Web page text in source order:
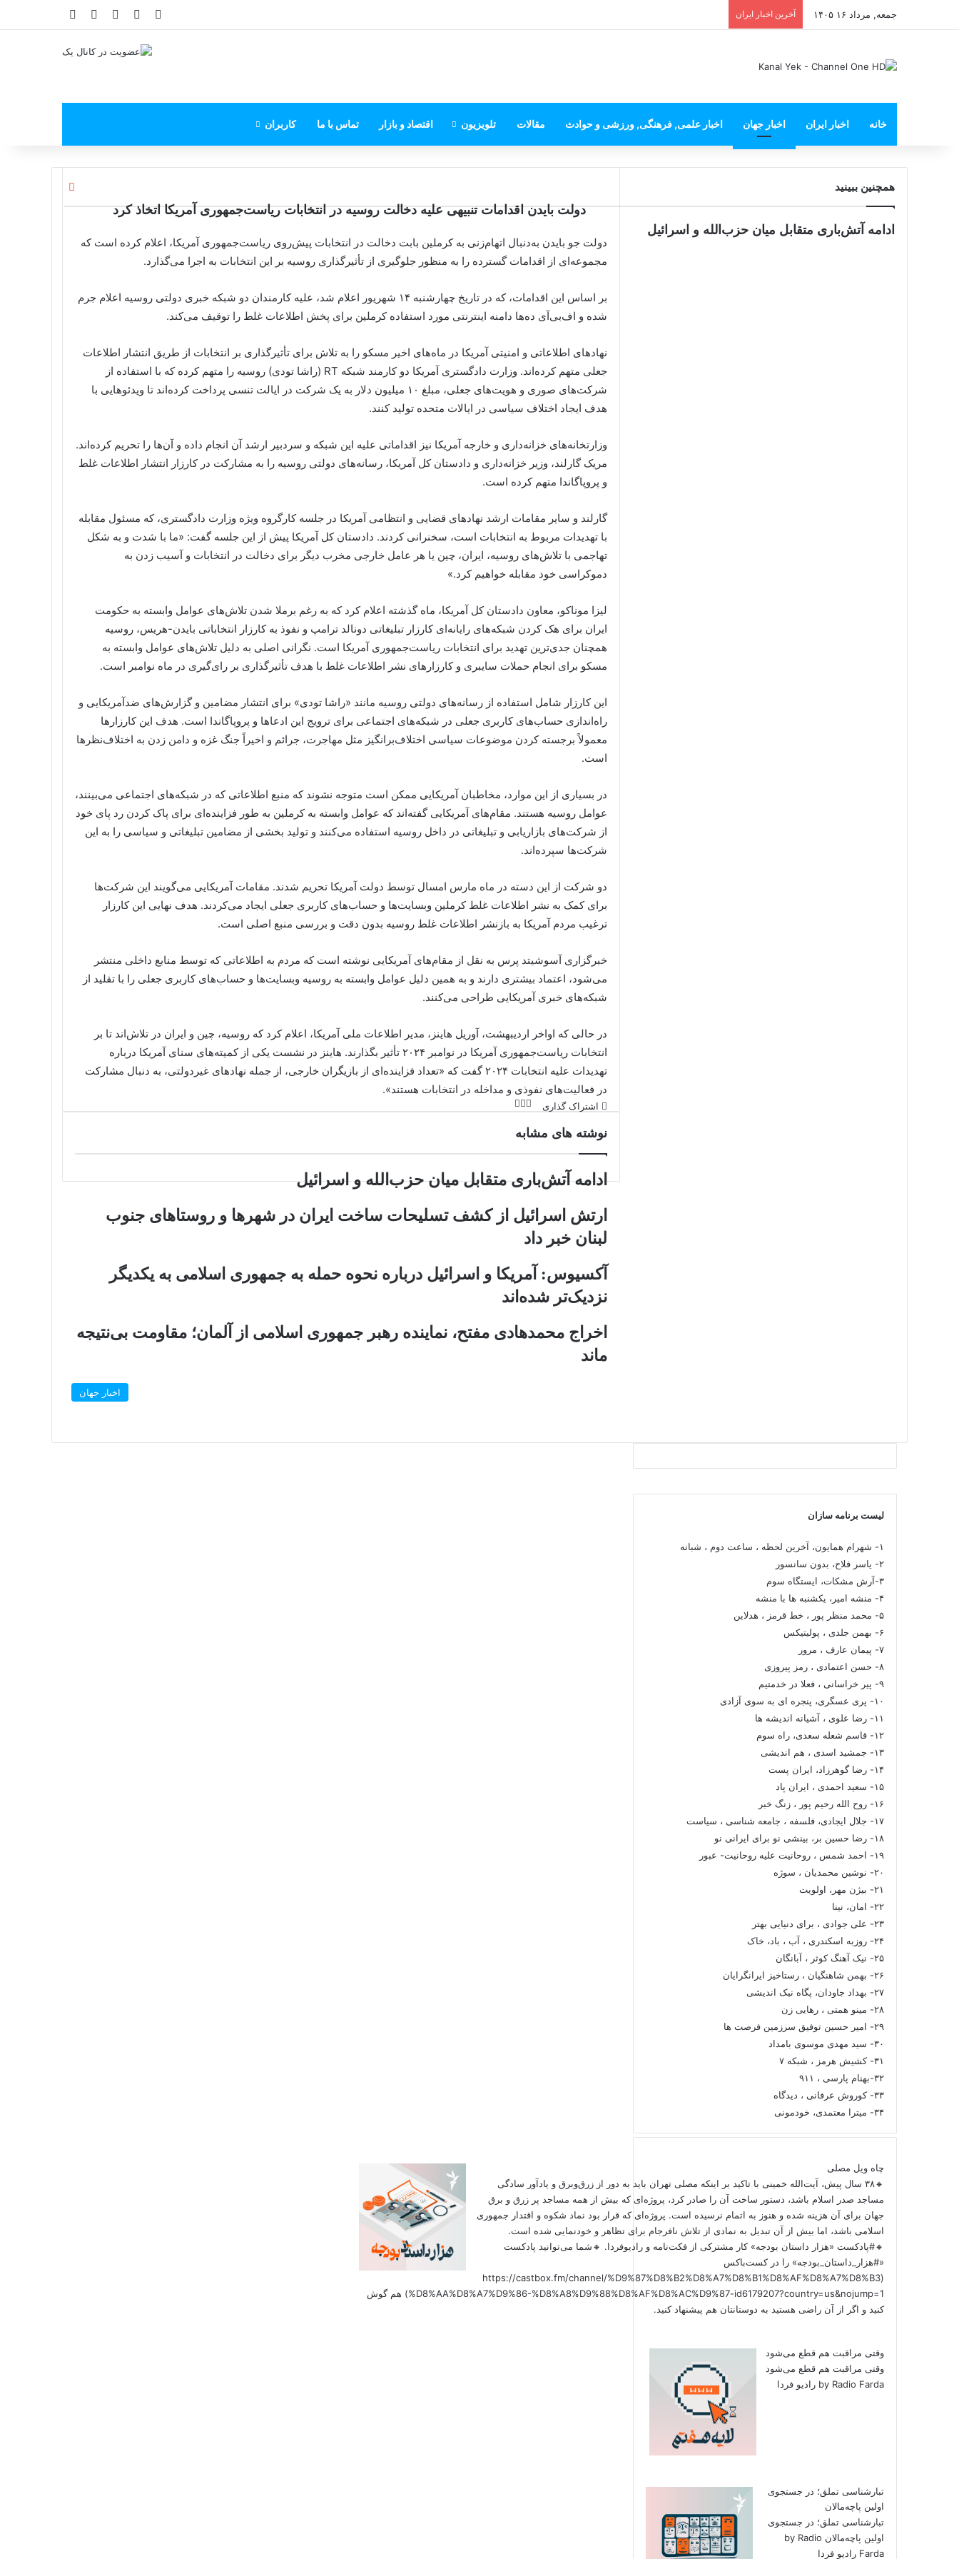
جمعه, مرداد ۱۶ ۱۴۰۵ آخرین اخبار ایران فیس بوک یوتیوب اینستاگرام
خانه اخبار ایران اخبار جهان اخبار علمی, فرهنگی, ورزشی و حوادث مقالات تلویزیون اقتصاد و بازار تماس با ما کاربران
دولت بایدن اقدامات تنبیهی علیه دخالت روسیه در انتخابات ریاست‌جمهوری آمریکا اتخاذ کرد
دولت جو بایدن به‌دنبال اتهام‌زنی به کرملین بابت دخالت در انتخابات پیش‌روی ریاست‌جمهوری آمریکا، اعلام کرده است که
مجموعه‌ای از اقدامات گسترده را به منظور جلوگیری از تأثیرگذاری روسیه بر این انتخابات به اجرا می‌گذارد.
بر اساس این اقدامات، که در تاریخ چهارشنبه ۱۴ شهریور اعلام شد، علیه کارمندان دو شبکه خبری دولتی روسیه اعلام جرم
شده و اف‌بی‌آی ده‌ها دامنه اینترنتی مورد استفاده کرملین برای پخش اطلاعات غلط را توقیف می‌کند.
نهادهای اطلاعاتی و امنیتی آمریکا در ماه‌های اخیر مسکو را به تلاش برای تأثیرگذاری بر انتخابات از طریق انتشار اطلاعات
جعلی متهم کرده‌اند. وزارت دادگستری آمریکا دو کارمند شبکه RT (راشا تودی) روسیه را متهم کرده که با استفاده از
شرکت‌های صوری و هویت‌های جعلی، مبلغ ۱۰ میلیون دلار به یک شرکت در ایالت تنسی پرداخت کرده‌اند تا ویدئوهایی با
هدف ایجاد اختلاف سیاسی در ایالات متحده تولید کنند.
وزارتخانه‌های خزانه‌داری و خارجه آمریکا نیز اقداماتی علیه این شبکه و سردبیر ارشد آن انجام داده و آن‌ها را تحریم کرده‌اند.
مریک گارلند، وزیر خزانه‌داری و دادستان کل آمریکا، رسانه‌های دولتی روسیه را به مشارکت در کارزار انتشار اطلاعات غلط
و پروپاگاندا متهم کرده است.
گارلند و سایر مقامات ارشد نهادهای قضایی و انتظامی آمریکا در جلسه کارگروه ویژه وزارت دادگستری، که مسئول مقابله
با تهدیدات مربوط به انتخابات است، سخنرانی کردند. دادستان کل آمریکا پیش از این جلسه گفت: «ما با شدت و به شکل
تهاجمی با تلاش‌های روسیه، ایران، چین یا هر عامل خارجی مخرب دیگر برای دخالت در انتخابات و آسیب زدن به
دموکراسی خود مقابله خواهیم کرد.»
لیزا موناکو، معاون دادستان کل آمریکا، ماه گذشته اعلام کرد که به رغم برملا شدن تلاش‌های عوامل وابسته به حکومت
ایران برای هک کردن شبکه‌های رایانه‌ای کارزار تبلیغاتی دونالد ترامپ و نفوذ به کارزار انتخاباتی بایدن-هریس، روسیه
همچنان جدی‌ترین تهدید برای انتخابات ریاست‌جمهوری آمریکا است. نگرانی اصلی به دلیل تلاش‌های عوامل وابسته به
مسکو برای انجام حملات سایبری و کارزارهای نشر اطلاعات غلط با هدف تأثیرگذاری بر رای‌گیری در ماه نوامبر است.
این کارزار شامل استفاده از رسانه‌های دولتی روسیه مانند «راشا تودی» برای انتشار مضامین و گزارش‌های ضدآمریکایی و
راه‌اندازی حساب‌های کاربری جعلی در شبکه‌های اجتماعی برای ترویج این ادعاها و پروپاگاندا است. هدف این کارزارها
معمولاً برجسته کردن موضوعات سیاسی اختلاف‌برانگیز مثل مهاجرت، جرائم و اخیراً جنگ غزه و دامن زدن به اختلاف‌نظرها
است.
در بسیاری از این موارد، مخاطبان آمریکایی ممکن است متوجه نشوند که منبع اطلاعاتی که در شبکه‌های اجتماعی می‌بینند،
عوامل روسیه هستند. مقام‌های آمریکایی گفته‌اند که عوامل وابسته به کرملین به طور فزاینده‌ای برای پاک کردن رد پای خود
از شرکت‌های بازاریابی و تبلیغاتی در داخل روسیه استفاده می‌کنند و تولید بخشی از مضامین تبلیغاتی و سیاسی را به این
شرکت‌ها سپرده‌اند.
دو شرکت از این دسته در ماه مارس امسال توسط دولت آمریکا تحریم شدند. مقامات آمریکایی می‌گویند این شرکت‌ها
برای کمک به نشر اطلاعات غلط کرملین وبسایت‌ها و حساب‌های کاربری جعلی ایجاد می‌کردند. هدف نهایی این کارزار
ترغیب مردم آمریکا به بازنشر اطلاعات غلط روسیه بدون دقت و بررسی منبع اصلی است.
خبرگزاری آسوشیتد پرس به نقل از مقام‌های آمریکایی نوشته است که مردم به اطلاعاتی که توسط منابع داخلی منتشر
می‌شود، اعتماد بیشتری دارند و به همین دلیل عوامل وابسته به روسیه وبسایت‌ها و حساب‌های کاربری جعلی را با تقلید از
شبکه‌های خبری آمریکایی طراحی می‌کنند.
در حالی که اواخر اردیبهشت، آوریل هاینز، مدیر اطلاعات ملی آمریکا، اعلام کرد که روسیه، چین و ایران در تلاش‌اند تا بر
انتخابات ریاست‌جمهوری آمریکا در نوامبر ۲۰۲۴ تأثیر بگذارند. هاینز در نشست یکی از کمیته‌های سنای آمریکا درباره
تهدیدات علیه انتخابات ۲۰۲۴ گفت که «تعداد فزاینده‌ای از بازیگران خارجی، از جمله نهادهای غیردولتی، به دنبال مشارکت
در فعالیت‌های نفوذی و مداخله در انتخابات هستند».
اشتراک گذاری
ب
ک
ر
ک
ز
ط
ی
نوشته های مشابه
ادامه آتش‌باری متقابل میان حزب‌الله و اسرائیل
ارتش اسرائیل از کشف تسلیحات ساخت ایران در شهرها و روستاهای جنوب
لبنان خبر داد
آکسیوس: آمریکا و اسرائیل درباره نحوه حمله به جمهوری اسلامی به یکدیگر
نزدیک‌تر شده‌اند
اخراج محمدهادی مفتح، نماینده رهبر جمهوری اسلامی از آلمان؛ مقاومت بی‌نتیجه
ماند
همچنین ببینید
اخبار جهان
ادامه آتش‌باری متقابل میان حزب‌الله و اسرائیل
لیست برنامه سازان
۱- شهرام همایون، آخرین لحظه ، ساعت دوم ، شبانه
۲- یاسر فلاح، بدون سانسور
۳-آرش مشکات، ایستگاه سوم
۴- منشه امیر، یکشنبه ها با منشه
۵- محمد منظر پور ، خط قرمز ، هدلاین
۶- بهمن جلدی ، پولیتیکس
۷- پیمان عارف ، مرور
۸- حسن اعتمادی ، رمز پیروزی
۹- پیر خراسانی ، فعلا در خدمتیم
۱۰- پری عسگری، پنجره ای به سوی آزادی
۱۱- رضا علوی ، آشیانه اندیشه ها
۱۲- قاسم شعله سعدی، راه سوم
۱۳- جمشید اسدی ، هم اندیشی
۱۴- رضا گوهرزاد، ایران پست
۱۵- سعید احمدی ، ایران پاد
۱۶- روح الله رحیم پور ، زنگ خبر
۱۷- جلال ایجادی، فلسفه ، جامعه شناسی ، سیاست
۱۸- رضا حسین بر، بینشی نو برای ایرانی نو
۱۹- احمد شمس ، روحانیت علیه روحانیت- عبور
۲۰- نوشین محمدیان ، سوژه
۲۱- بیژن مهر، اولویت
۲۲- امان، نینا
۲۳- علی جوادی ، برای دنیایی بهتر
۲۴- روزبه اسکندری ، آب ، باد، خاک
۲۵- نیک آهنگ کوثر ، آبانگان
۲۶- بهمن شاهنگیان ، رستاخیز ایرانگرایان
۲۷- بهداد جاودان، پگاه نیک اندیشی
۲۸- مینو همتی ، رهایی زن
۲۹- امیر حسین توفیق سرزمین فرصت ها
۳۰- سید مهدی موسوی بامداد
۳۱- کشیش هرمز ، شبکه ۷
۳۲-بهنام پارسی ، ۹۱۱
۳۳- کوروش عرفانی ، دیدگاه
۳۴- میترا معتمدی، خودمونی
چاه ویل مصلی
🔸۳۸ سال پیش، آیت‌الله خمینی با تاکید بر اینکه مصلی تهران باید به دور از زرق‌وبرق و یادآور سادگی
مساجد صدر اسلام باشد، دستور ساخت آن را صادر کرد، پروژه‌ای که بیش از همه مساجد پر زرق و برق
جهان برای آن هزینه شده و هنوز به اتمام نرسیده است. پروژه‌ای که قرار بود نماد شکوه و اقتدار جمهوری
اسلامی باشد، اما بیش از آن تبدیل به نمادی از تلاش نافرجام برای تظاهر و خودنمایی شده است.
🔸#پادکست «هزار داستان بودجه» کار مشترکی از فکت‌نامه و رادیوفردا. 🔸شما می‌توانید پادکست
«#هزار_داستان_بودجه» را در کست‌باکس
(https://castbox.fm/channel/%D9%87%D8%B2%D8%A7%D8%B1%D8%AF%D8%A7%D8%B3
%D8%AA%D8%A7%D9%86-%D8%A8%D9%88%D8%AF%D8%AC%D9%87-id6179207?country=us&nojump=1) هم گوش
کنید و اگر از آن راضی هستید به دوستانتان هم پیشنهاد کنید.
وقتی مراقبت هم قطع می‌شود
وقتی مراقبت هم قطع می‌شود
by Radio Farda رادیو فردا
تبارشناسی تملق؛ در جستجوی
اولین‌ پاچه‌مالان
تبارشناسی تملق؛ در جستجوی
اولین‌ پاچه‌مالان by Radio
Farda رادیو فردا